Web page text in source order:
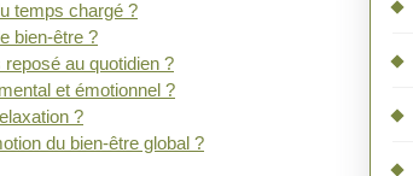
temps chargé ?
bien-être ?
au quotidien ?
et émotionnel ?
?
du bien-être global ?